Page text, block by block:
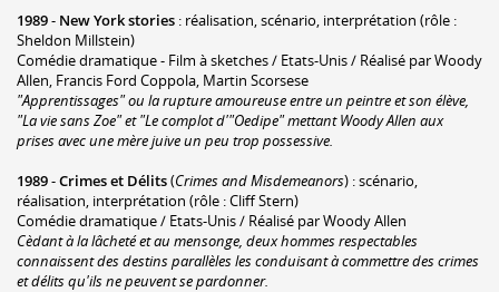
1989- New York stories : réalisation, scénario, interprétation (rôle :
Sheldon Millstein)
Comédie dramatique - Film à sketches / Etats-Unis / Réalisé par Woody
Allen, Francis Ford Coppola, Martin Scorsese
"Apprentissages" ou la rupture amoureuse entre un peintre et son élève,
"La vie sans Zoe" et "Le complot d'"Oedipe" mettant Woody Allen aux
prises avec une mère juive un peu trop possessive.
1989-Crimes et Délits(Crimes and Misdemeanors) : scénario,
réalisation, interprétation (rôle : Cliff Stern)
Comédie dramatique / Etats-Unis / Réalisé par Woody Allen
Cèdant à la lâcheté et au mensonge, deux hommes respectables
connaissent des destins parallèles les conduisant à commettre des crimes
et délits qu'ils ne peuvent se pardonner.